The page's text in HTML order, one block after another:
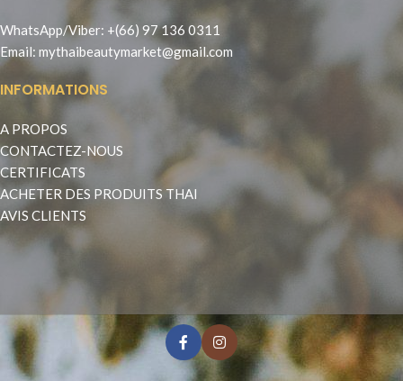
WhatsApp/Viber: +(66) 97 136 0311
Email: mythaibeautymarket@gmail.com
INFORMATIONS
A PROPOS
CONTACTEZ-NOUS
CERTIFICATS
ACHETER DES PRODUITS THAI
AVIS CLIENTS